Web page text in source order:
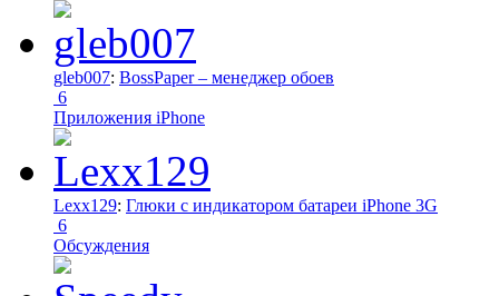
gleb007: BossPaper – менеджер обоев
6
Приложения iPhone
Lexx129: Глюки с индикатором батареи iPhone 3G
6
Обсуждения